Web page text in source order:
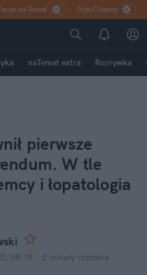
na:Temat Tryb Ciemny
naTemat extra Rozrywka
pierwsze
W tle
i łopatologia
08:18 2 minuty czytania